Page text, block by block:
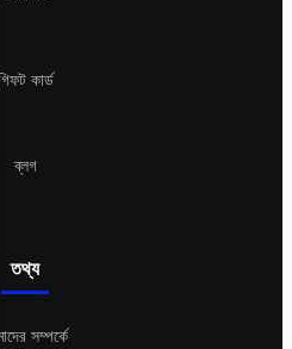
কার্ড
ব্লগ
তথ্য
সম্পর্কে